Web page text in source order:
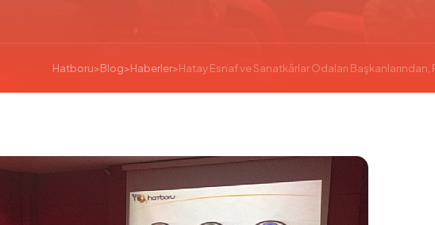
Hatboru>Blog>Haberler>Hatay Esnaf ve Sanatkârlar Odaları Başkanlarından,